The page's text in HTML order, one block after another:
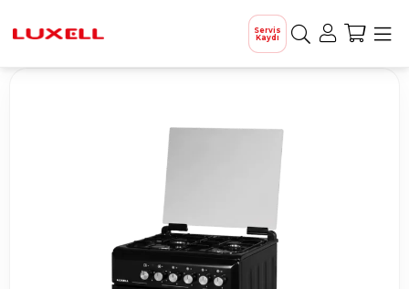
Servis
Kaydı